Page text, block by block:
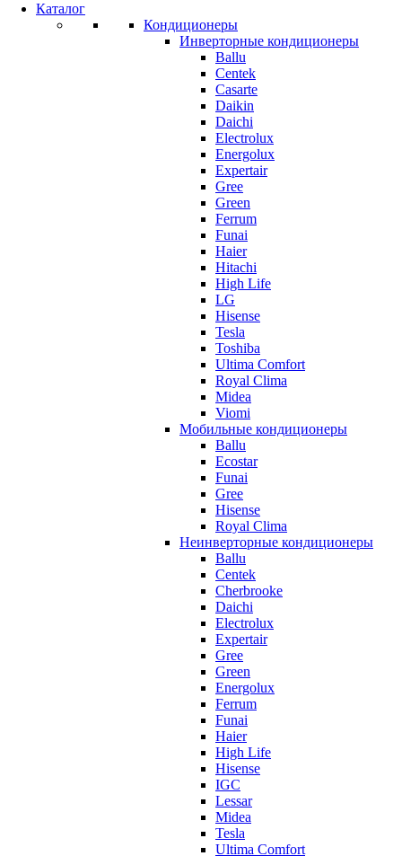
Каталог
Кондиционеры
Инверторные кондиционеры
Ballu
Centek
Casarte
Daikin
Daichi
Electrolux
Energolux
Expertair
Gree
Green
Ferrum
Funai
Haier
Hitachi
High Life
LG
Hisense
Tesla
Toshiba
Ultima Comfort
Royal Clima
Midea
Viomi
Мобильные кондиционеры
Ballu
Ecostar
Funai
Gree
Hisense
Royal Clima
Неинверторные кондиционеры
Ballu
Centek
Cherbrooke
Daichi
Electrolux
Expertair
Gree
Green
Energolux
Ferrum
Funai
Haier
High Life
Hisense
IGC
Lessar
Midea
Tesla
Ultima Comfort